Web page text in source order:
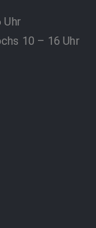
Uhr
10 – 16 Uhr